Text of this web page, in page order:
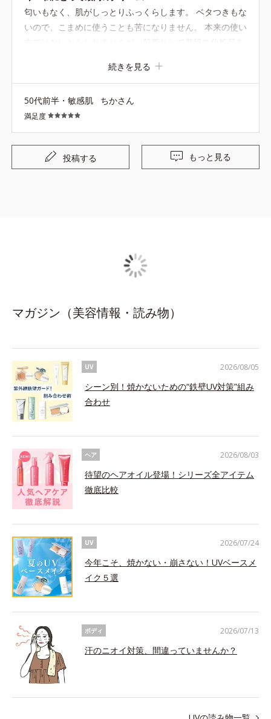
匂いもなく、肌がしっとりふっくらします。 ベタつきもな
いので、こまめに使うことも苦になりません。 本来の使い
良くなりました。 家族で使える最高のクリームです。
続きを見る
50代前半・敏感肌 ちかさん
満足度
投稿する もっと見る
マガジン（美容情報・読み物）
UV
シーン別！焼かないための“鉄壁UV対策”組み
合わせ
2026/08/05
ヘア
待望のヘアオイル登場！シリーズ全アイテム
徹底比較
2026/08/03
UV
今年こそ、焼かない・崩さない！UVベースメ
イク５選
2026/07/24
ボディ
汗のニオイ対策、間違っていませんか？
2026/07/13